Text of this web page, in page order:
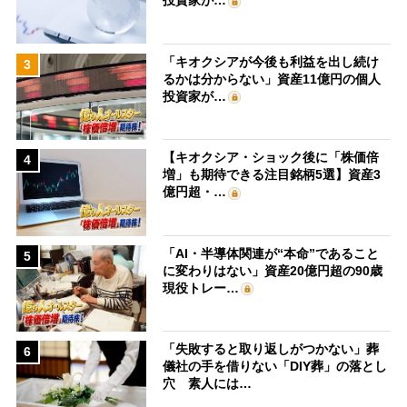
3
「キオクシアが今後も利益を出し続け
るかは分からない」資産11億円の個人
投資家が…
4
【キオクシア・ショック後に「株価倍
増」も期待できる注目銘柄5選】資産3
億円超・…
5
「AI・半導体関連が“本命”であること
に変わりはない」資産20億円超の90歳
現役トレー…
6
「失敗すると取り返しがつかない」葬
儀社の手を借りない「DIY葬」の落とし
穴 素人には…